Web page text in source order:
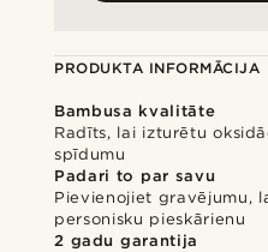
PRODUKTA INFORMĀCIJA
Bambusa kvalitāte
Radīts, lai izturētu
spīdumu
Padari to par savu
Pievienojiet gravējumu,
personisku pieskārienu
2 gadu garantija